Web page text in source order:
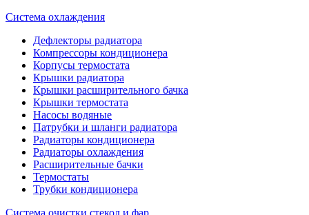
Система охлаждения
Дефлекторы радиатора
Компрессоры кондиционера
Корпусы термостата
Крышки радиатора
Крышки расширительного бачка
Крышки термостата
Насосы водяные
Патрубки и шланги радиатора
Радиаторы кондиционера
Радиаторы охлаждения
Расширительные бачки
Термостаты
Трубки кондиционера
Система очистки стекол и фар